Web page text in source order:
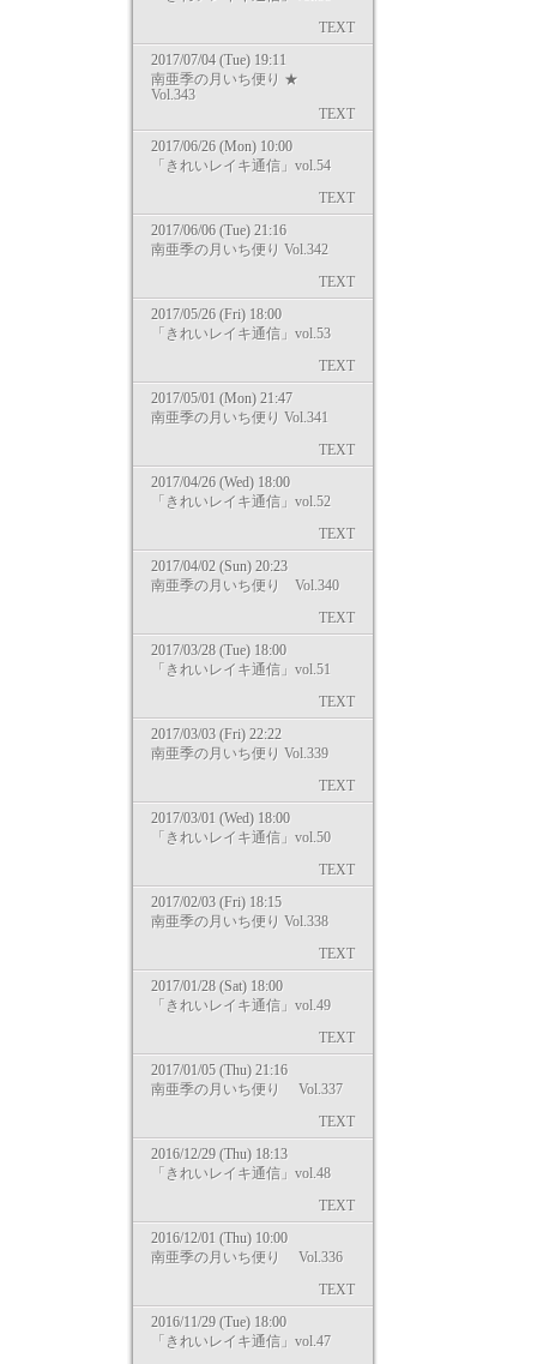
TEXT
2017/07/04 (Tue) 19:11
南亜季の月いち便り ★
Vol.343
TEXT
2017/06/26 (Mon) 10:00
「きれいレイキ通信」vol.54
TEXT
2017/06/06 (Tue) 21:16
南亜季の月いち便り Vol.342
TEXT
2017/05/26 (Fri) 18:00
「きれいレイキ通信」vol.53
TEXT
2017/05/01 (Mon) 21:47
南亜季の月いち便り Vol.341
TEXT
2017/04/26 (Wed) 18:00
「きれいレイキ通信」vol.52
TEXT
2017/04/02 (Sun) 20:23
南亜季の月いち便り Vol.340
TEXT
2017/03/28 (Tue) 18:00
「きれいレイキ通信」vol.51
TEXT
2017/03/03 (Fri) 22:22
南亜季の月いち便り Vol.339
TEXT
2017/03/01 (Wed) 18:00
「きれいレイキ通信」vol.50
TEXT
2017/02/03 (Fri) 18:15
南亜季の月いち便り Vol.338
TEXT
2017/01/28 (Sat) 18:00
「きれいレイキ通信」vol.49
TEXT
2017/01/05 (Thu) 21:16
南亜季の月いち便り Vol.337
TEXT
2016/12/29 (Thu) 18:13
「きれいレイキ通信」vol.48
TEXT
2016/12/01 (Thu) 10:00
南亜季の月いち便り Vol.336
TEXT
2016/11/29 (Tue) 18:00
「きれいレイキ通信」vol.47